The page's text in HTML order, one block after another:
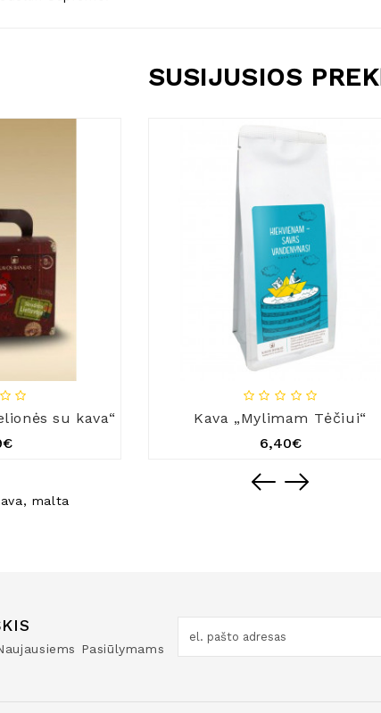
SUSIJUSIOS
su kava“
Kava „Mylimam Tėčiui“
6,40€
, malta
Pasiūlymams